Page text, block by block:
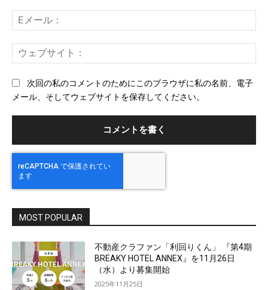
ト：
メ
ー
ェ
次回の私のコメントのためにこのブラウザに私の名前、電子
メール、そしてウェブサイトを保存してください。
MOST POPULAR
不動産クラファン「利回りくん」 『第4期
BREAKY HOTEL ANNEX』を11月26日
（水）より募集開始
2025年11月25日